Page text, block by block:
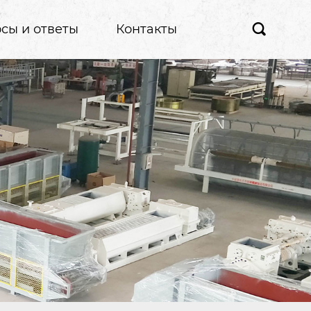
и ответы Контакты 